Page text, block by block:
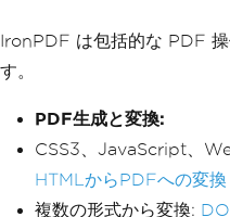
IronPDF は包括的な PDF
す。
PDF生成と変換:
CSS3、JavaScript、
HTMLからPDFへの変換
複数の形式から変換: